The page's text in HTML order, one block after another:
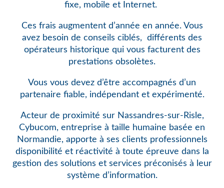
fixe, mobile et Internet.
Ces frais augmentent d’année en année. Vous
avez besoin de conseils ciblés,
différents des
opérateurs historique qui vous facturent des
prestations obsolètes.
Vous vous devez d’être accompagnés d’un
partenaire fiable, indépendant et expérimenté.
Acteur de proximité sur Nassandres-sur-Risle,
Cybucom, entreprise à taille humaine basée en
Normandie, apporte à ses clients professionnels
disponibilité et réactivité à toute épreuve dans la
gestion des solutions et services préconisés à leur
système d’information.